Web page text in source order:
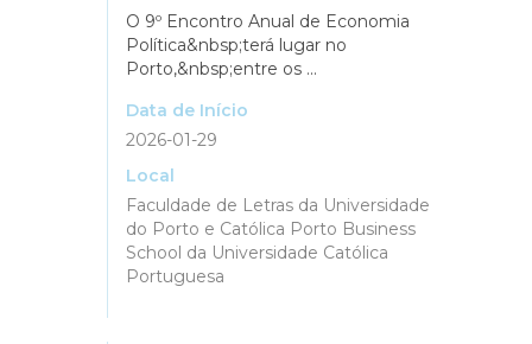
O 9º Encontro Anual de Economia
Política&nbsp;terá lugar no
Porto,&nbsp;entre os ...
Data de Início
2026-01-29
Local
Faculdade de Letras da Universidade
do Porto e Católica Porto Business
School da Universidade Católica
Portuguesa